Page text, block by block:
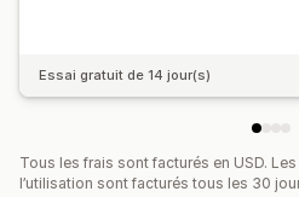
Essai gratuit de 14 jour(s)
Tous les frais sont facturés en USD.
l’utilisation sont facturés tous les 30